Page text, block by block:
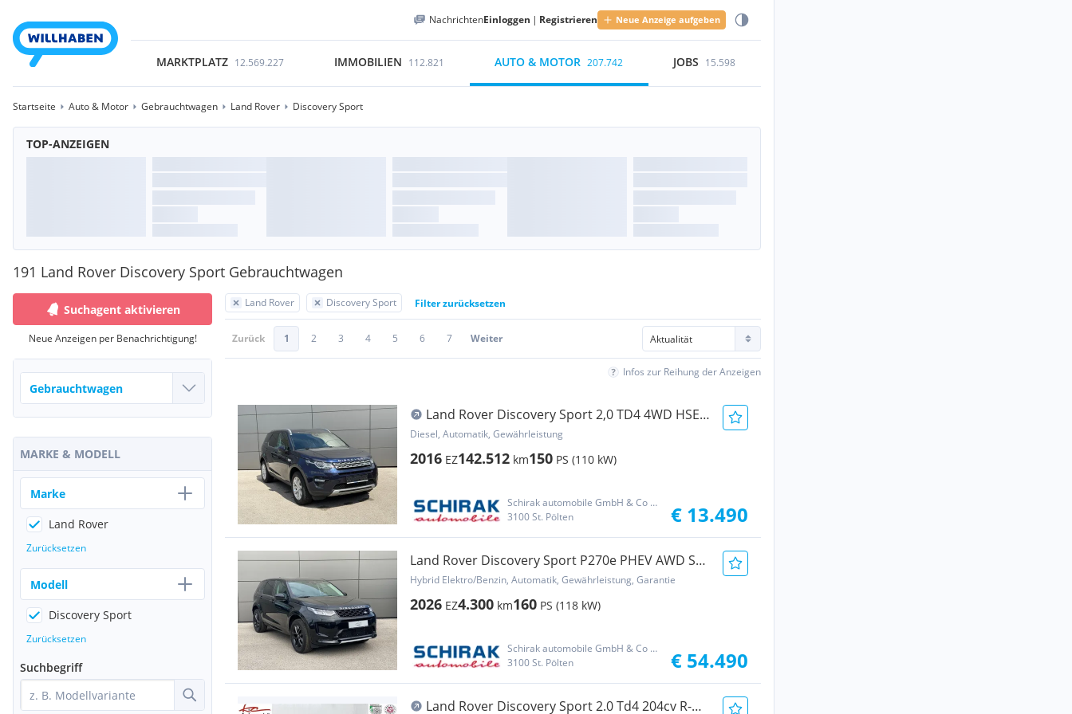
NachrichtenEinloggen | Registrieren Neue Anzeige aufgeben
MARKTPLATZ 12.569.227 IMMOBILIEN 112.821 AUTO & MOTOR 207.742 JOBS 15.598
Startseite Auto & Motor Gebrauchtwagen Land Rover Discovery Sport
TOP-ANZEIGEN
191 Land Rover Discovery Sport Gebrauchtwagen
Land Rover Discovery Sport Filter zurücksetzen
Zurück 1 2 3 4 5 6 7 Weiter
Infos zur Reihung der Anzeigen
Land Rover Discovery Sport 2,0 TD4 4WD HSE
Aut.
Diesel, Automatik, Gewährleistung
2016 EZ142.512 km150 PS (110 kW)
Schirak automobile GmbH & Co KG
3100 St. Pölten
€ 13.490
Land Rover Discovery Sport P270e PHEV AWD S
Aut.
Hybrid Elektro/Benzin, Automatik, Gewährleistung, Garantie
2026 EZ4.300 km160 PS (118 kW)
Schirak automobile GmbH & Co KG
3100 St. Pölten
€ 54.490
Land Rover Discovery Sport 2.0 Td4 204cv R-
Suchagent aktivieren
Neue Anzeigen per Benachrichtigung!
MARKE & MODELL
Marke
Land Rover
Zurücksetzen
Modell
Discovery Sport
Zurücksetzen
Suchbegriff